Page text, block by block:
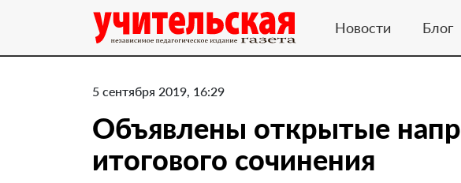
Новости Блог
5 сентября 2019, 16:29
Объявлены открытые
итогового сочинения